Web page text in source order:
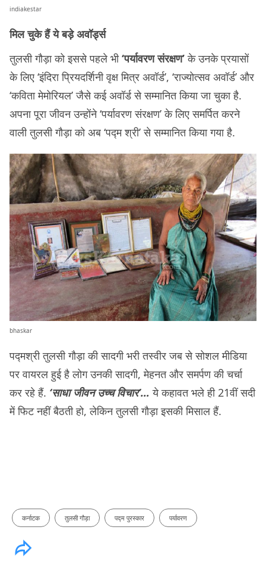
indiakestar
मिल चुके हैं ये बड़े अवॉर्ड्स
तुलसी गौड़ा को इससे पहले भी‘पर्यावरण संरक्षण’के उनके प्रयासों
के लिए ‘इंदिरा प्रियदर्शिनी वृक्ष मित्र अवॉर्ड’, ‘राज्योत्सव अवॉर्ड’ और
‘कविता मेमोरियल’ जैसे कई अवॉर्ड से सम्मानित किया जा चुका है.
अपना पूरा जीवन उन्‍होंने ‘पर्यावरण संरक्षण’ के लिए समर्पित करने
वाली तुलसी गौड़ा को अब ‘पद्म श्री’ से सम्मानित किया गया है.
bhaskar
पद्मश्री तुलसी गौड़ा की सादगी भरी तस्वीर जब से सोशल मीडिया
पर वायरल हुई है लोग उनकी सादगी, मेहनत और समर्पण की चर्चा
कर रहे हैं. ‘साधा जीवन उच्च विचार’… ये कहावत भले ही 21वीं सदी
में फिट नहीं बैठती हो, लेकिन तुलसी गौड़ा इसकी मिसाल हैं.
कर्नाटक तुलसी गौड़ा पद्म पुरस्कार पर्यावरण